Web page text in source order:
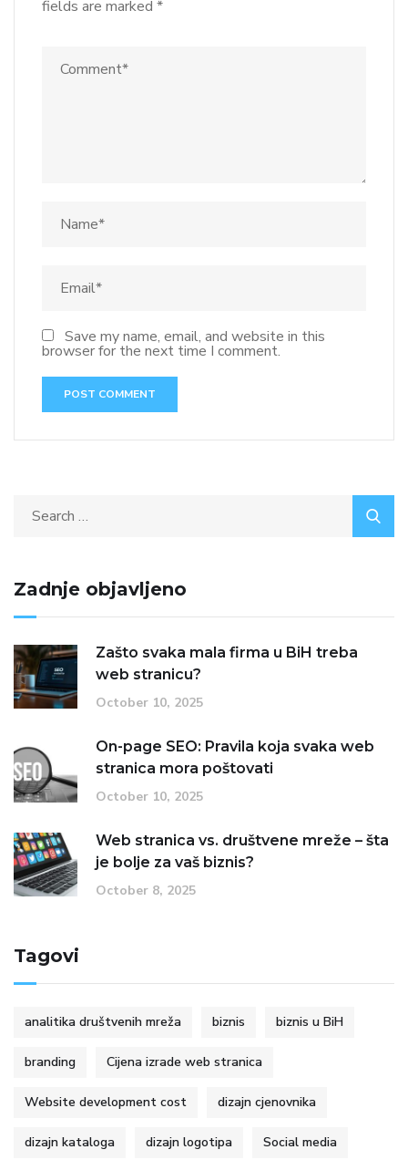
fields are marked *
Save my name, email, and website in this
browser for the next time I comment.
Zadnje objavljeno
Zašto svaka mala firma u BiH treba
web stranicu?
October 10, 2025
On-page SEO: Pravila koja svaka web
stranica mora poštovati
October 10, 2025
Web stranica vs. društvene mreže – šta
je bolje za vaš biznis?
October 8, 2025
Tagovi
analitika društvenih mreža biznis biznis u BiH
branding Cijena izrade web stranica
Website development cost dizajn cjenovnika
dizajn kataloga dizajn logotipa Social media